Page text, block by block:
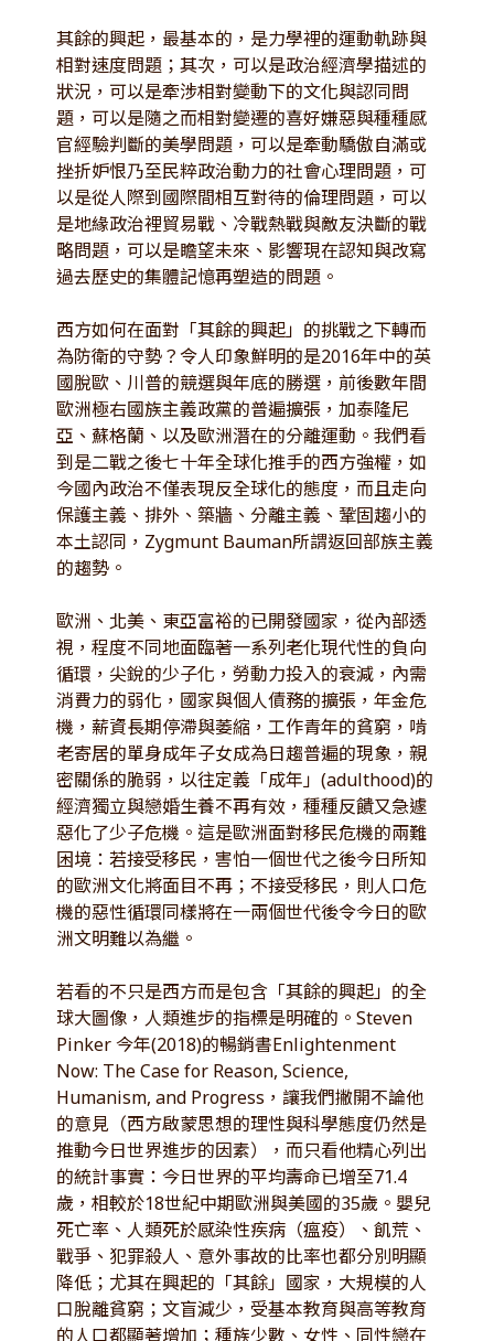
其餘的興起，最基本的，是力學裡的運動軌跡與
相對速度問題；其次，可以是政治經濟學描述的
狀況，可以是牽涉相對變動下的文化與認同問
題，可以是隨之而相對變遷的喜好嫌惡與種種感
官經驗判斷的美學問題，可以是牽動驕傲自滿或
挫折妒恨乃至民粹政治動力的社會心理問題，可
以是從人際到國際間相互對待的倫理問題，可以
是地緣政治裡貿易戰、冷戰熱戰與敵友決斷的戰
略問題，可以是瞻望未來、影響現在認知與改寫
過去歷史的集體記憶再塑造的問題。
西方如何在面對「其餘的興起」的挑戰之下轉而
為防衛的守勢？令人印象鮮明的是2016年中的英
國脫歐、川普的競選與年底的勝選，前後數年間
歐洲極右國族主義政黨的普遍擴張，加泰隆尼
亞、蘇格蘭、以及歐洲潛在的分離運動。我們看
到是二戰之後七十年全球化推手的西方強權，如
今國內政治不僅表現反全球化的態度，而且走向
保護主義、排外、築牆、分離主義、鞏固趨小的
本土認同，Zygmunt Bauman所謂返回部族主義
的趨勢。
歐洲、北美、東亞富裕的已開發國家，從內部透
視，程度不同地面臨著一系列老化現代性的負向
循環，尖銳的少子化，勞動力投入的衰減，內需
消費力的弱化，國家與個人債務的擴張，年金危
機，薪資長期停滯與萎縮，工作青年的貧窮，啃
老寄居的單身成年子女成為日趨普遍的現象，親
密關係的脆弱，以往定義「成年」(adulthood)的
經濟獨立與戀婚生養不再有效，種種反饋又急遽
惡化了少子危機。這是歐洲面對移民危機的兩難
困境：若接受移民，害怕一個世代之後今日所知
的歐洲文化將面目不再；不接受移民，則人口危
機的惡性循環同樣將在一兩個世代後令今日的歐
洲文明難以為繼。
若看的不只是西方而是包含「其餘的興起」的全
球大圖像，人類進步的指標是明確的。Steven
Pinker 今年(2018)的暢銷書Enlightenment
Now: The Case for Reason, Science,
Humanism, and Progress，讓我們撇開不論他
的意見（西方啟蒙思想的理性與科學態度仍然是
推動今日世界進步的因素），而只看他精心列出
的統計事實：今日世界的平均壽命已增至71.4
歲，相較於18世紀中期歐洲與美國的35歲。嬰兒
死亡率、人類死於感染性疾病（瘟疫）、飢荒、
戰爭、犯罪殺人、意外事故的比率也都分別明顯
降低；尤其在興起的「其餘」國家，大規模的人
口脫離貧窮；文盲減少，受基本教育與高等教育
的人口都顯著增加；種族少數、女性、同性戀在